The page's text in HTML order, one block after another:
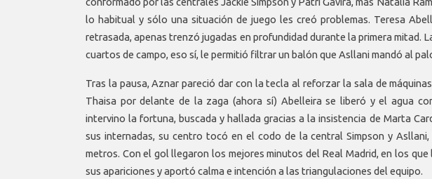
lo habitual y sólo una situación de juego les creó problemas. Teresa
retrasada, apenas trenzó jugadas en profundidad durante la primera mitad.
cuartos de campo, eso sí, le permitió filtrar un balón que Asllani mandó al
Tras la pausa, Aznar pareció dar con la tecla al reforzar la sala de
Thaisa por delante de la zaga (ahora sí) Abelleira se liberó y el agua
intervino la fortuna, buscada y hallada gracias a la insistencia de Marta
sus internadas, su centro tocó en el codo de la central Simpson y
metros. Con el gol llegaron los mejores minutos del Real Madrid, en los
sus apariciones y aportó calma e intención a las triangulaciones del equipo.